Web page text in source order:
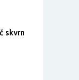
skvrn